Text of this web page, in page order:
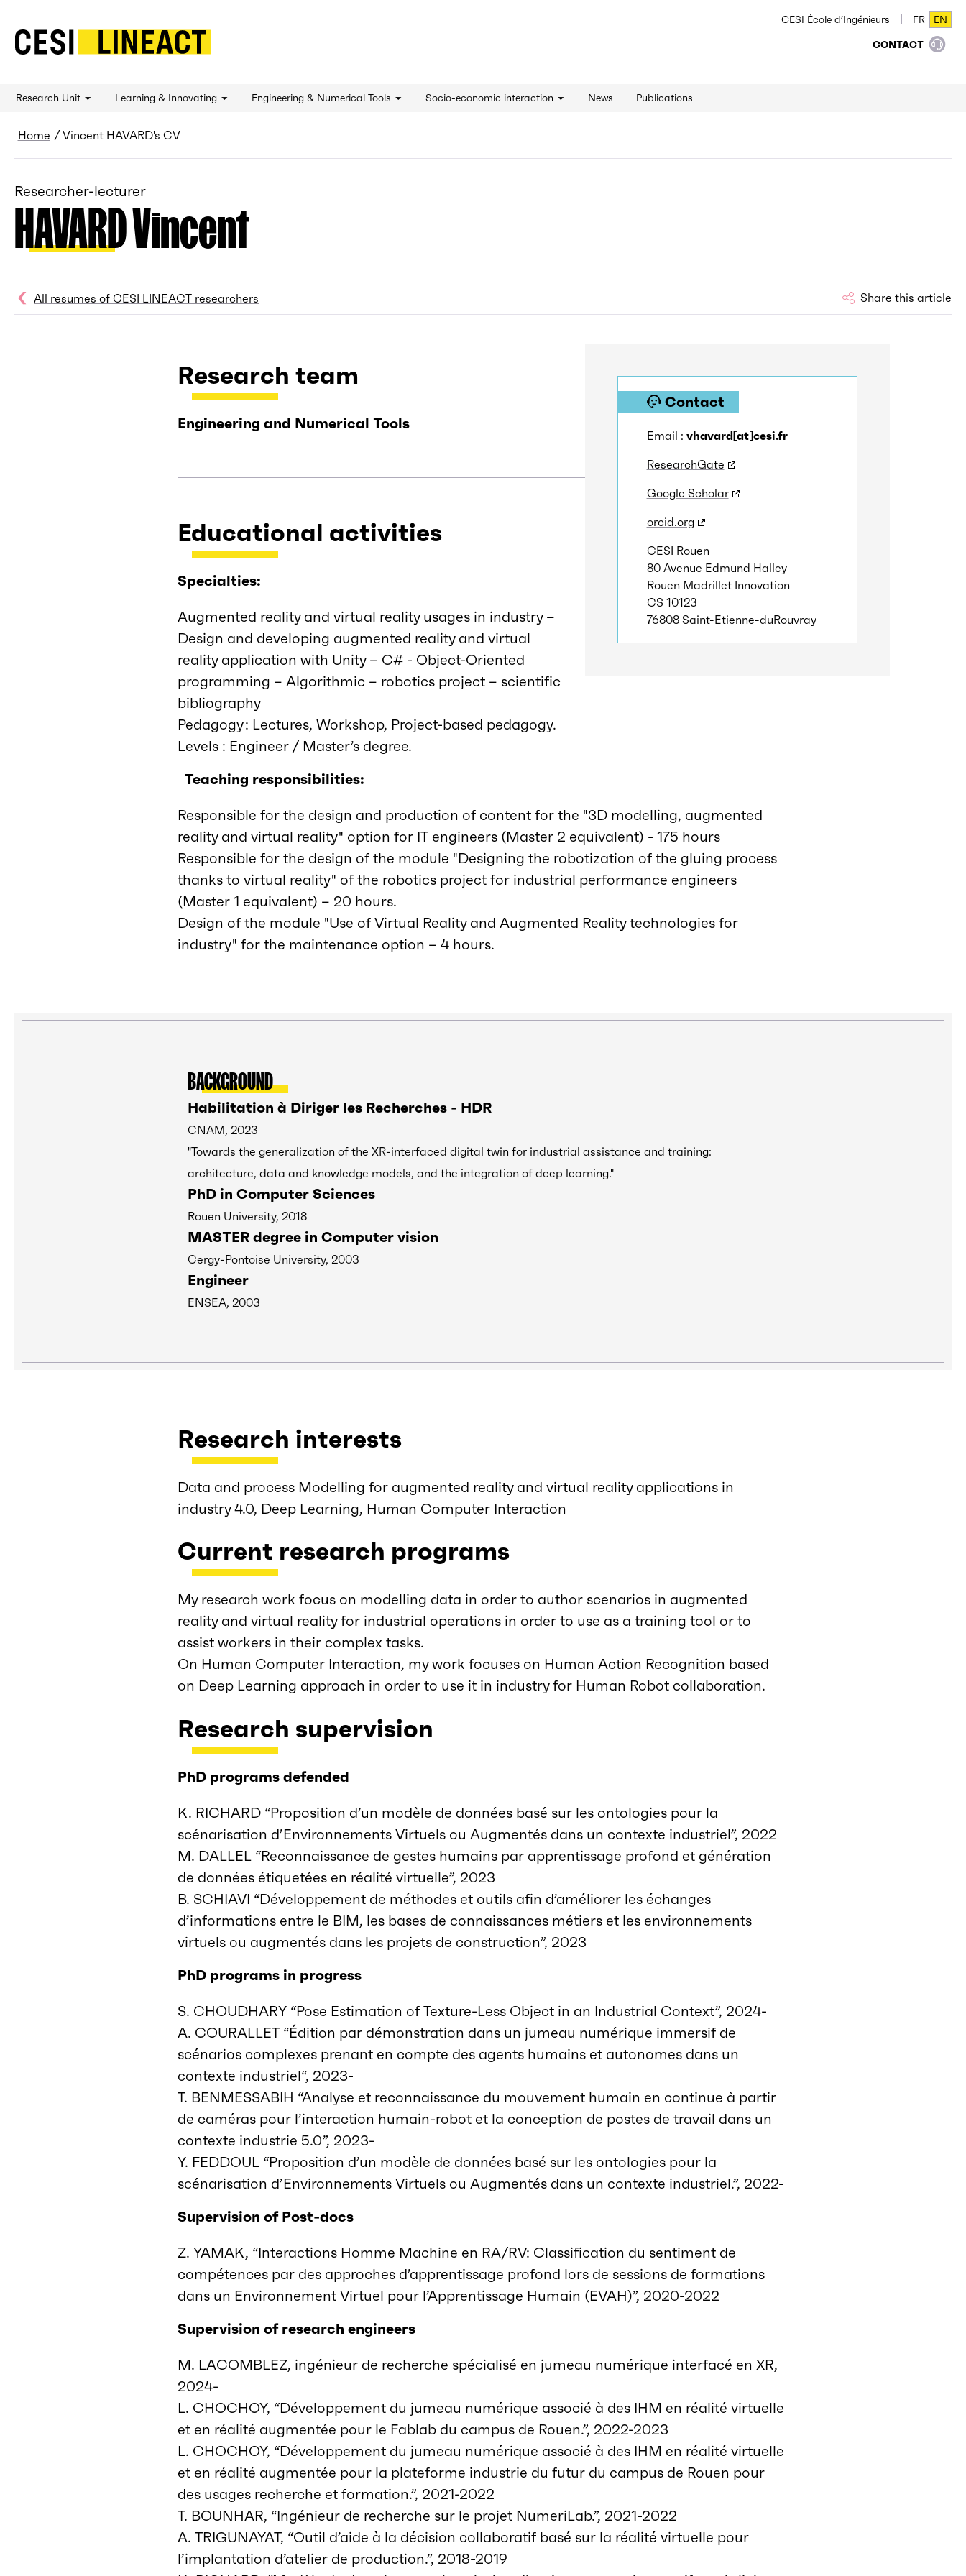
CESI LINEACT - Laboratoire de recherche et d'innovation - Home
CESI École d’Ingénieurs FR
FR EN
EN
CONTACT
Research Unit Learning & Innovating Engineering & Numerical Tools Socio-economic interaction News Publications
Breadcrumb
Home Vincent HAVARD's CV
Researcher-lecturer
HAVARD Vincent
All resumes of CESI LINEACT researchers Share this article
Contact
Email : vhavard[at]cesi.fr
ResearchGate
Google Scholar
orcid.org
CESI Rouen
80 Avenue Edmund Halley
Rouen Madrillet Innovation
CS 10123
76808 Saint-Etienne-duRouvray
Research team
Engineering and Numerical Tools
Educational activities
Specialties:
Augmented reality and virtual reality usages in industry –
Design and developing augmented reality and virtual
reality application with Unity – C# - Object-Oriented
programming – Algorithmic – robotics project – scientific
bibliography
Pedagogy : Lectures, Workshop, Project-based pedagogy.
Levels : Engineer / Master’s degree.
Teaching responsibilities:
Responsible for the design and production of content for the "3D modelling, augmented
reality and virtual reality" option for IT engineers (Master 2 equivalent) - 175 hours
Responsible for the design of the module "Designing the robotization of the gluing process
thanks to virtual reality" of the robotics project for industrial performance engineers
(Master 1 equivalent) – 20 hours.
Design of the module "Use of Virtual Reality and Augmented Reality technologies for
industry" for the maintenance option – 4 hours.
BACKGROUND
Habilitation à Diriger les Recherches - HDR
CNAM, 2023
"Towards the generalization of the XR-interfaced digital twin for industrial assistance and training:
architecture, data and knowledge models, and the integration of deep learning."
PhD in Computer Sciences
Rouen University, 2018
MASTER degree in Computer vision
Cergy-Pontoise University, 2003
Engineer
ENSEA, 2003
Research interests
Data and process Modelling for augmented reality and virtual reality applications in
industry 4.0, Deep Learning, Human Computer Interaction
Current research programs
My research work focus on modelling data in order to author scenarios in augmented
reality and virtual reality for industrial operations in order to use as a training tool or to
assist workers in their complex tasks.
On Human Computer Interaction, my work focuses on Human Action Recognition based
on Deep Learning approach in order to use it in industry for Human Robot collaboration.
Research supervision
PhD programs defended
K. RICHARD “Proposition d’un modèle de données basé sur les ontologies pour la
scénarisation d’Environnements Virtuels ou Augmentés dans un contexte industriel”, 2022
M. DALLEL “Reconnaissance de gestes humains par apprentissage profond et génération
de données étiquetées en réalité virtuelle”, 2023
B. SCHIAVI “Développement de méthodes et outils afin d’améliorer les échanges
d’informations entre le BIM, les bases de connaissances métiers et les environnements
virtuels ou augmentés dans les projets de construction”, 2023
PhD programs in progress
S. CHOUDHARY “Pose Estimation of Texture-Less Object in an Industrial Context”, 2024-
A. COURALLET “Édition par démonstration dans un jumeau numérique immersif de
scénarios complexes prenant en compte des agents humains et autonomes dans un
contexte industriel“, 2023-
T. BENMESSABIH “Analyse et reconnaissance du mouvement humain en continue à partir
de caméras pour l’interaction humain-robot et la conception de postes de travail dans un
contexte industrie 5.0”, 2023-
Y. FEDDOUL “Proposition d’un modèle de données basé sur les ontologies pour la
scénarisation d’Environnements Virtuels ou Augmentés dans un contexte industriel.”, 2022-
Supervision of Post-docs
Z. YAMAK, “Interactions Homme Machine en RA/RV: Classification du sentiment de
compétences par des approches d’apprentissage profond lors de sessions de formations
dans un Environnement Virtuel pour l’Apprentissage Humain (EVAH)”, 2020-2022
Supervision of research engineers
M. LACOMBLEZ, ingénieur de recherche spécialisé en jumeau numérique interfacé en XR,
2024-
L. CHOCHOY, “Développement du jumeau numérique associé à des IHM en réalité virtuelle
et en réalité augmentée pour le Fablab du campus de Rouen.”, 2022-2023
L. CHOCHOY, “Développement du jumeau numérique associé à des IHM en réalité virtuelle
et en réalité augmentée pour la plateforme industrie du futur du campus de Rouen pour
des usages recherche et formation.”, 2021-2022
T. BOUNHAR, “Ingénieur de recherche sur le projet NumeriLab.”, 2021-2022
A. TRIGUNAYAT, “Outil d’aide à la décision collaboratif basé sur la réalité virtuelle pour
l’implantation d’atelier de production.”, 2018-2019